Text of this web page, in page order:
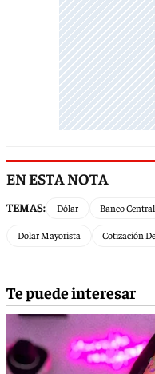
EN ESTA NOTA
TEMAS: Dólar Banco Central
Dolar Mayorista Cotización